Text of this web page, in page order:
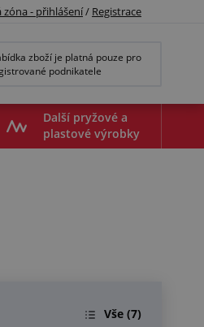
zóna - přihlášení/ Registrace
zboží je platná pouze pro
podnikatele
Další pryžové a
plastové výrobky
00642075Vše (7)